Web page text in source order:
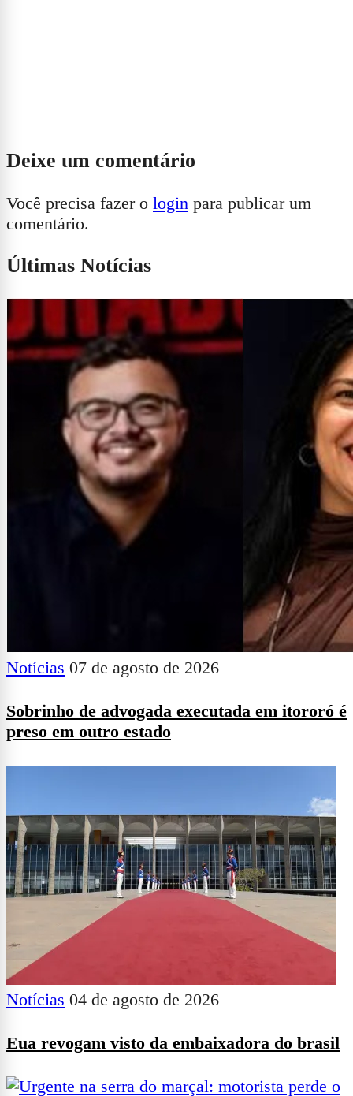
Deixe um comentário
Você precisa fazer o login para publicar um
comentário.
Últimas Notícias
Notícias 07 de agosto de 2026
Sobrinho de advogada executada em itororó é
preso em outro estado
Notícias 04 de agosto de 2026
Eua revogam visto da embaixadora do brasil